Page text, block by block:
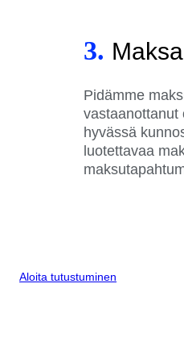
3.
Pidämme
vastaanottanut
hyvässä
luotettavaa
Aloita tutustuminen